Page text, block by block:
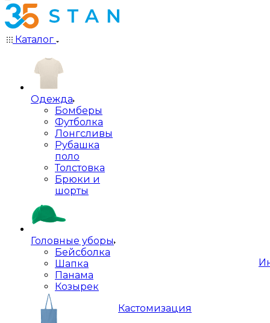
Каталог
Одежда
Бомберы
Футболка
Лонгсливы
Рубашка
поло
Толстовка
Брюки и
шорты
Головные уборы
Бейсболка
Шапка
Панама
Козырек
Кастомизация